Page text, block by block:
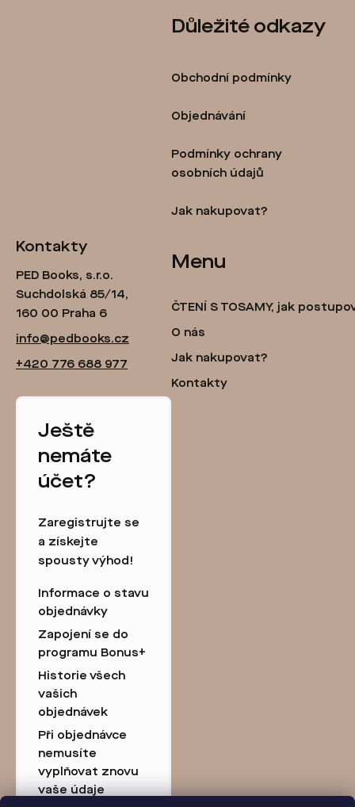
Důležité odkazy
Obchodní podmínky
Objednávání
Podmínky ochrany
osobních údajů
Jak nakupovat?
Kontakty
PED Books, s.r.o.
Suchdolská 85/14,
160 00 Praha 6
info@pedbooks.cz
+420 776 688 977
Menu
ČTENÍ S TOSAMY, jak
O nás
Jak nakupovat?
Kontakty
Ještě
nemáte
účet?
Zaregistrujte se
a získejte
spousty výhod!
Informace o stavu
objednávky
Zapojení se do
programu Bonus+
Historie všech
vašich
objednávek
Při objednávce
nemusíte
vyplňovat znovu
vaše údaje